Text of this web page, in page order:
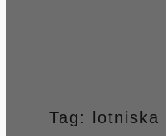
Tag: lotniska